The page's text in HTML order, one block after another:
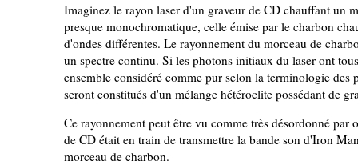
Imaginez le rayon laser d'un graveur de CD chauffant un
presque monochromatique, celle émise par le charbon
d'ondes différentes. Le rayonnement du morceau de
un spectre continu. Si les photons initiaux du laser ont
ensemble considéré comme pur selon la terminologie
seront constitués d'un mélange hétéroclite possédant de
Ce rayonnement peut être vu comme très désordonné
de CD était en train de transmettre la bande son d'Iron
morceau de charbon.